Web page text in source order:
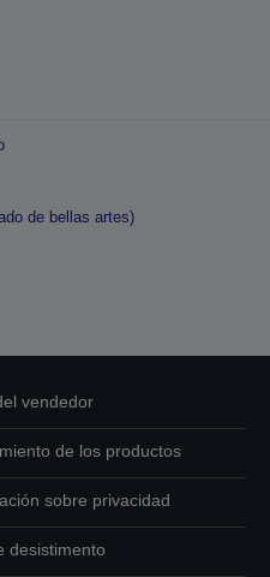
de bellas artes)
vendedor
de los productos
sobre privacidad
desistimento